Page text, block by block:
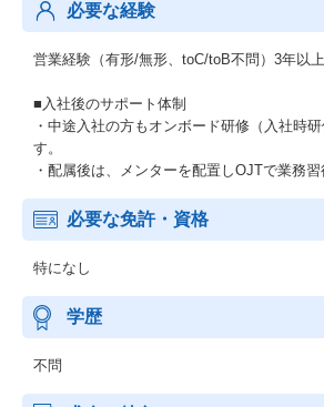
必要な経験
営業経験（有形/無形、toC/toB不問）3年以上
■入社後のサポート体制
・中途入社の方もオンボード研修（入社時
す。
・配属後は、メンターを配置しOJTで業務習
必要な免許・資格
特になし
学歴
不問